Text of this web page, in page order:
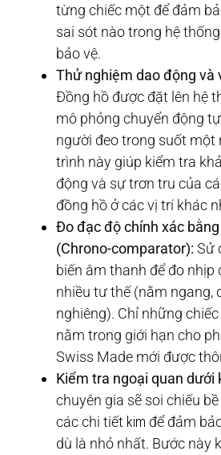
từng chiếc một để đảm
sai sót nào trong hệ
bảo vệ.
Thử nghiệm dao động và
Đồng hồ được đặt lên hệ
mô phỏng chuyển động
người đeo trong suốt một
trình này giúp kiểm tra
động và sự trơn tru của
đồng hồ ở các vị trí khác
Đo đạc độ chính xác
(Chrono-comparator): Sử
biến âm thanh để đo nhịp
nhiều tư thế (nằm ngang,
nghiêng). Chỉ những
nằm trong giới hạn cho
Swiss Made mới được
Kiểm tra ngoại quan dưới
chuyên gia sẽ soi chiếu
các chi tiết kim để đảm
dù là nhỏ nhất. Bước này